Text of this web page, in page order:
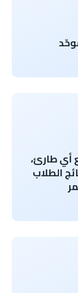
أي طارئ،
الطلاب